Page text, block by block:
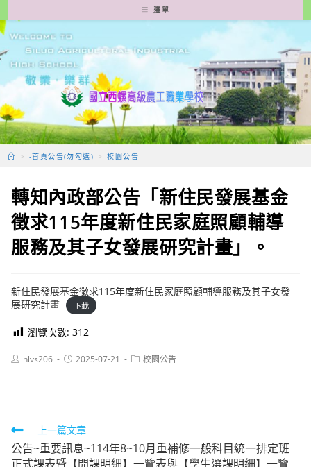
轉
至
要
容
選單
> -首頁公告(勿勾選) > 校園公告
轉知內政部公告「新住民發展基金
徵求115年度新住民家庭照顧輔導
服務及其子女發展研究計畫」。
新住民發展基金徵求115年度新住民家庭照顧輔導服務及其子女發
展研究計畫
下載
瀏覽次數: 312
Posthlvs206
Post2025-07-21
Post校園公告
Read
more
上一篇文章
公告~重要訊息~114年8~10月重補修一般科目統一排定班
正式課表暨【開課明細】一覽表與【學生選課明細】一覽